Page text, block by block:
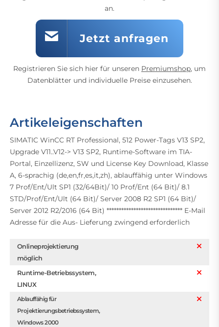
an.
Jetzt anfragen
Registrieren Sie sich hier für unseren Premiumshop, um
Datenblätter und individuelle Preise einzusehen.
Artikeleigenschaften
SIMATIC WinCC RT Professional, 512 Power-Tags V13 SP2,
Upgrade V11..V12-> V13 SP2, Runtime-Software im TIA-
Portal, Einzellizenz, SW und License Key Download, Klasse
A, 6-sprachig (de,en,fr,es,it,zh), ablauffähig unter Windows
7 Prof/Ent/Ult SP1 (32/64Bit)/ 10 Prof/Ent (64 Bit)/ 8.1
STD/Prof/Ent/Ult (64 Bit)/ Server 2008 R2 SP1 (64 Bit)/
Server 2012 R2/2016 (64 Bit) ******************************* E-Mail
Adresse für die Aus- Lieferung zwingend erforderlich
Onlineprojektierung
möglich
Runtime-Betriebssystem,
LINUX
Ablauffähig für
Projektierungsbetriebssystem,
Windows 2000